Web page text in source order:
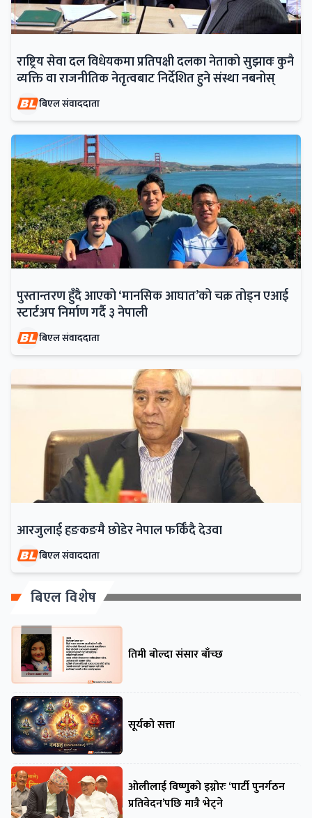
राष्ट्रिय सेवा दल विधेयकमा प्रतिपक्षी दलका नेताको सुझावः कुनै
व्यक्ति वा राजनीतिक नेतृत्वबाट निर्देशित हुने संस्था नबनोस्
बिएल संवाददाता
पुस्तान्तरण हुँदै आएको ‘मानसिक आघात’को चक्र तोड्न एआई
स्टार्टअप निर्माण गर्दै ३ नेपाली
बिएल संवाददाता
आरजुलाई हङकङमै छोडेर नेपाल फर्किँदै देउवा
बिएल संवाददाता
बिएल विशेष
तिमी बोल्दा संसार बाँच्छ
सूर्यको सत्ता
ओलीलाई विष्णुको इग्नोरः ‘पार्टी पुनर्गठन
प्रतिवेदन’पछि मात्रै भेट्ने